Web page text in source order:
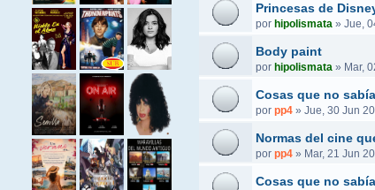
Princesas de
por hipolismata» Jue,
Body paint
por hipolismata» Mar,
Cosas que no
por pp4» Jue, 30 Jun
Normas del cine
por pp4» Mar, 21 Jun
Cosas que no